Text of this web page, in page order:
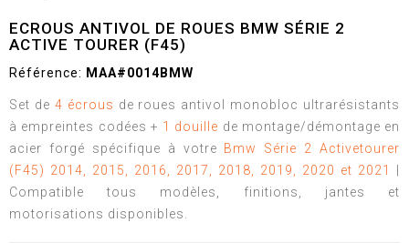
ECROUS ANTIVOL DE ROUES BMW SÉRIE 2
ACTIVE TOURER (F45)
Référence: MAA#0014BMW
Set de 4 écrous de roues antivol monobloc ultrarésistants
à empreintes codées + 1 douille de montage/démontage en
acier forgé spécifique à votre Bmw Série 2 Activetourer
(F45) 2014, 2015, 2016, 2017, 2018, 2019, 2020 et 2021
Compatible tous modèles, finitions, jantes et
motorisations disponibles.